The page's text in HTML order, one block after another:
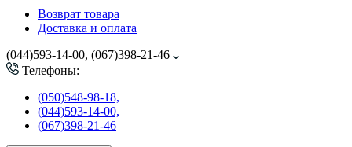
Возврат товара
Доставка и оплата
(044)593-14-00, (067)398-21-46
Телефоны:
(050)548-98-18,
(044)593-14-00,
(067)398-21-46